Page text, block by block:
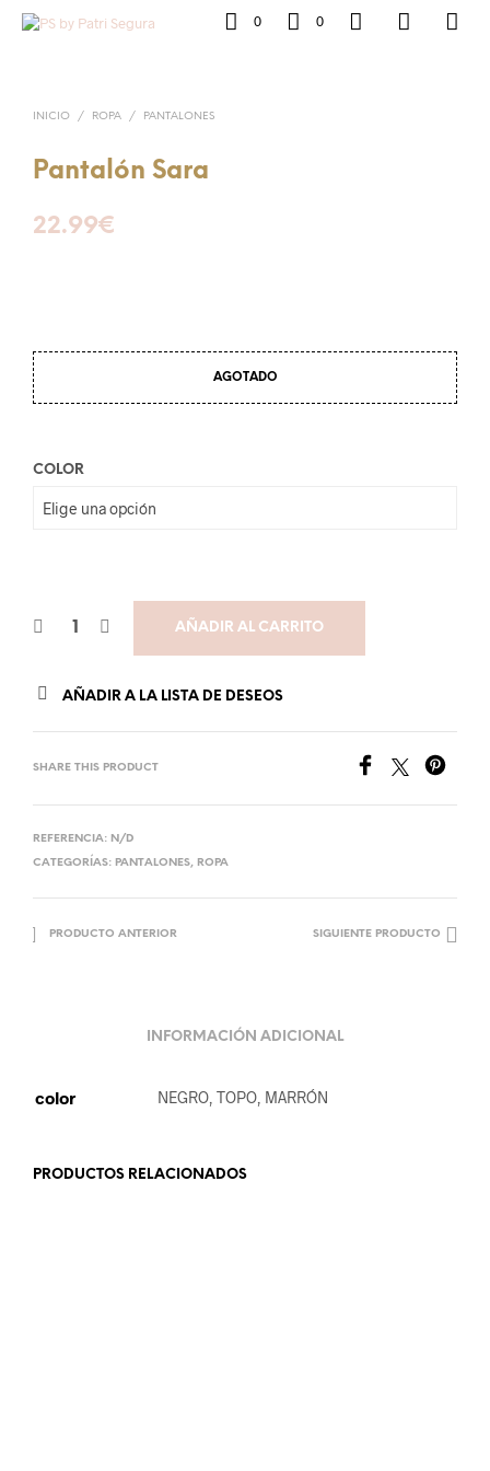
0 0
INICIO / ROPA / PANTALONES
Pantalón Sara
22.99€
AGOTADO
COLOR
AÑADIR AL CARRITO
AÑADIR A LA LISTA DE DESEOS
SHARE THIS PRODUCT
REFERENCIA: N/D
CATEGORÍAS: PANTALONES, ROPA
PRODUCTO ANTERIOR SIGUIENTE PRODUCTO
INFORMACIÓN ADICIONAL
color NEGRO, TOPO, MARRÓN
PRODUCTOS RELACIONADOS